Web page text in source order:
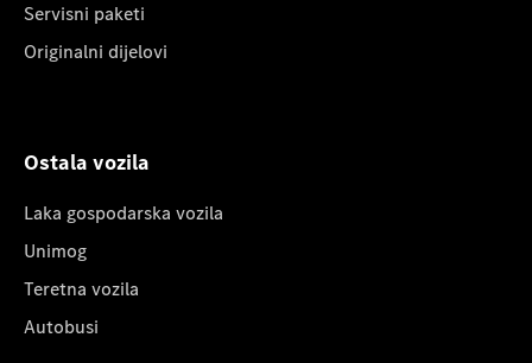
Servisni paketi
Originalni dijelovi
Ostala vozila
Laka gospodarska vozila
Unimog
Teretna vozila
Autobusi